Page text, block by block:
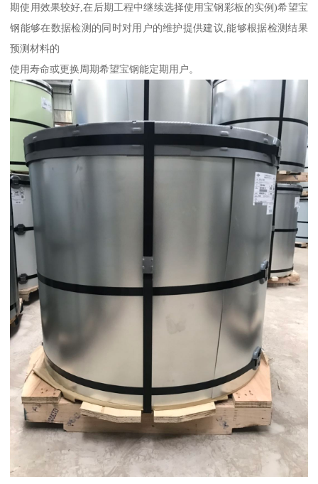
期使用效果较好,在后期工程中继续选择使用宝钢彩板的实例)希望宝
钢能够在数据检测的同时对用户的维护提供建议,能够根据检测结果
预测材料的
使用寿命或更换周期希望宝钢能定期用户。